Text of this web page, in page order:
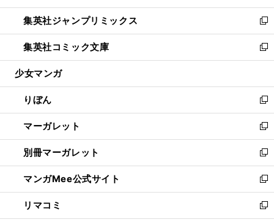
開
く
ウ
で
開
く
ン
ド
ウ
で
開
ウ
ィ
ン
ド
ウ
開
く
し
い
ウ
ィ
ン
ウ
で
開
く
集英社ジャンプリミックス
新
し
い
ウ
ン
ド
ウ
で
開
く
集英社コミック文庫
新
し
ウ
ィ
ン
ド
ウ
で
開
く
少女マンガ
りぼん
新
し
い
ウ
ィ
ン
ド
ウ
で
開
マーガレット
新
し
い
ウ
ィ
ン
ド
ウ
別冊マーガレット
新
し
い
ウ
ィ
ン
マンガMee公式サイト
新
し
い
リマコミ
新